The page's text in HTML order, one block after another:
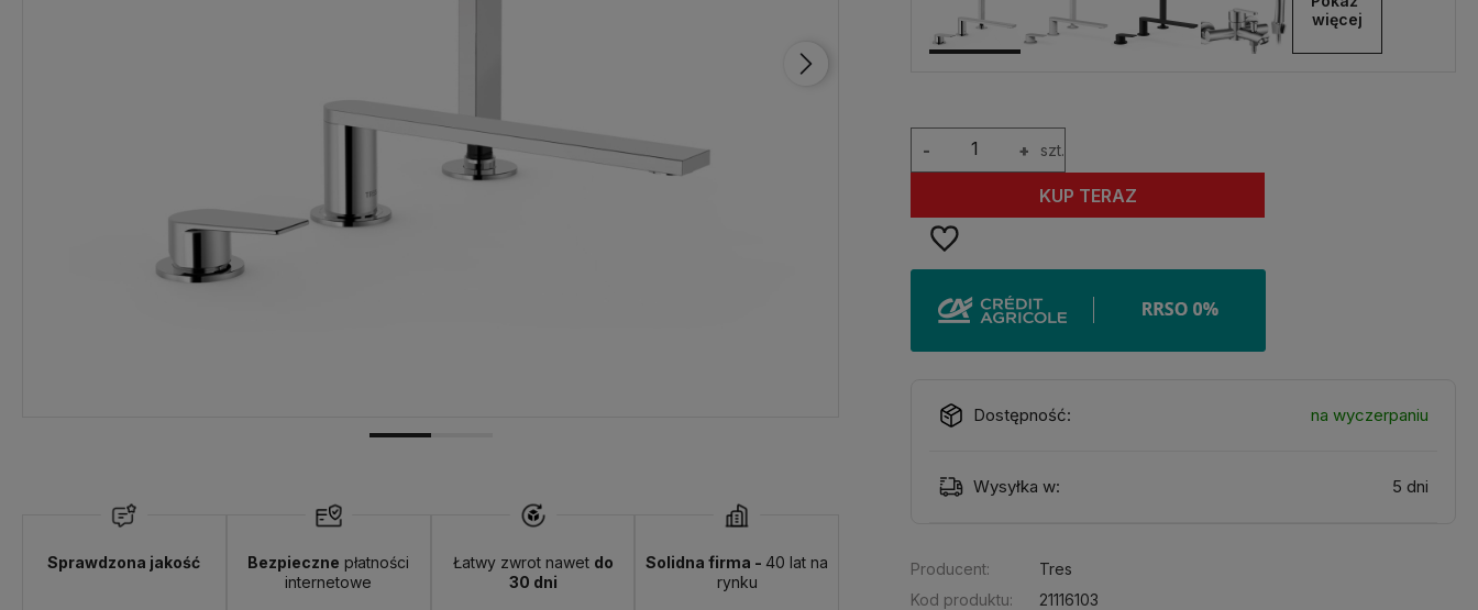
Sprawdzona jakość Bezpieczne płatności
internetowe
Łatwy zwrot nawet do
30 dni
Solidna firma -40 lat na
rynku
więcej
+
- szt.
KUP TERAZ
Dostępność: na wyczerpaniu
Wysyłka w: 5 dni
Producent:
Tres
Kod produktu:
21116103